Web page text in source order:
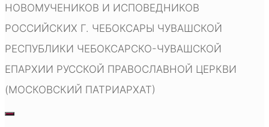
НОВОМУЧЕНИКОВ И ИСПОВЕДНИКОВ
РОССИЙСКИХ Г. ЧЕБОКСАРЫ ЧУВАШСКОЙ
РЕСПУБЛИКИ ЧЕБОКСАРСКО-ЧУВАШСКОЙ
ЕПАРХИИ РУССКОЙ ПРАВОСЛАВНОЙ ЦЕРКВИ
(МОСКОВСКИЙ ПАТРИАРХАТ)